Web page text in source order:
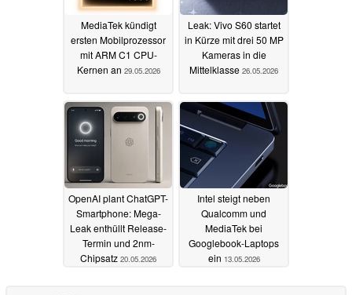
MediaTek kündigt
ersten Mobilprozessor
mit ARM C1 CPU-
Kernen an 29.05.2026
Leak: Vivo S60 startet
in Kürze mit drei 50 MP
Kameras in die
Mittelklasse 26.05.2026
OpenAI plant ChatGPT-
Smartphone: Mega-
Leak enthüllt Release-
Termin und 2nm-
Chipsatz 20.05.2026
Intel steigt neben
Qualcomm und
MediaTek bei
Googlebook-Laptops
ein 13.05.2026